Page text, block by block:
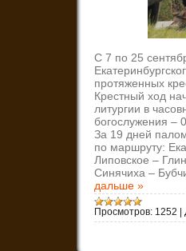
С 7 по 25
протяженных
Крестный ход
литургии в
богослужения –
За 19 дней
по маршруту:
Липовское –
Синячиха –
дальше »
Просмотров: 1252